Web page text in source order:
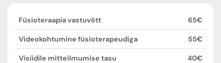
Füsioteraapia vastuvõtt 65€
Videokohtumine füsioterapeudiga 55€
Visiidile mitteilmumise tasu 40€